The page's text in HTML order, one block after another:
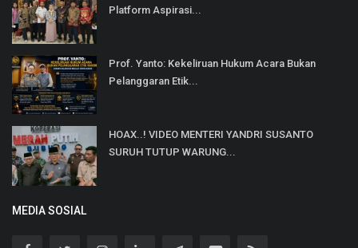
Platform Aspirasi...
Prof. Yanto: Kekeliruan Hukum Acara Bukan
Pelanggaran Etik...
HOAX..! VIDEO MENTERI YANDRI SUSANTO
SURUH TUTUP WARUNG...
MEDIA SOSIAL